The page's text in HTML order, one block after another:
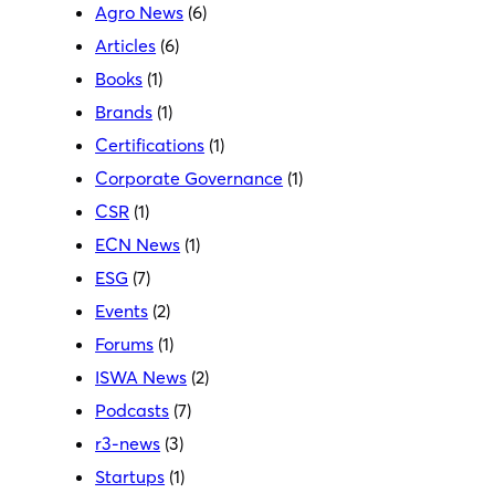
Agro News (6)
Articles (6)
Books (1)
Brands (1)
Certifications (1)
Corporate Governance (1)
CSR (1)
ECN News (1)
ESG (7)
Events (2)
Forums (1)
ISWA News (2)
Podcasts (7)
r3-news (3)
Startups (1)